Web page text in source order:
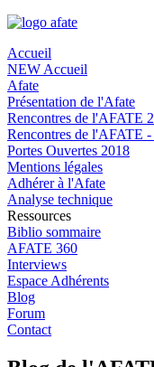
Accueil
NEW Accueil
Afate
Présentation de l'Afate
Rencontres de l'AFATE
Rencontres de l'AFATE
Portes Ouvertes 2018
Mentions légales
Adhérer à l'Afate
Analyse technique
Ressources
Biblio sommaire
AFATE 360
Interviews
Espace Adhérents
Blog
Forum
Contact